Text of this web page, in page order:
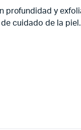
profundidad y
cuidado de la piel.